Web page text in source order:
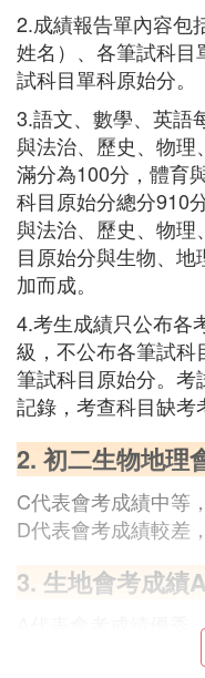
2.成績報告單內容包
姓名）、各筆試科
試科目單科原始分。
3.語文、數學、英語
與法治、歷史、物
滿分為100分，體育
科目原始分總分910
與法治、歷史、物
目原始分與生物、
加而成。
4.考生成績只公布各
級，不公布各筆試科
筆試科目原始分。考
記錄，考查科目缺考
2. 初二生物地理
C代表會考成績中等
D代表會考成績較差
3. 生地會考成績
A代表會考成績優秀
B代表會考成績良好